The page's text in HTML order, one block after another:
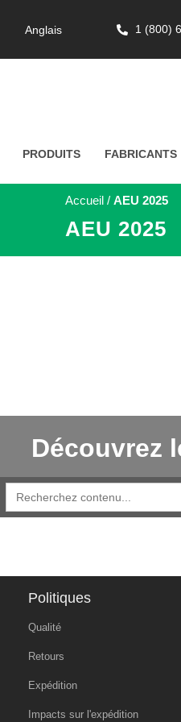
Anglais 1 (800)
PRODUITS FABRICANTS
Accueil / AEU 2025
AEU 2025
Découvrez
Search
for:
Politiques
Qualité
Retours
Expédition
Impacts sur l'expédition